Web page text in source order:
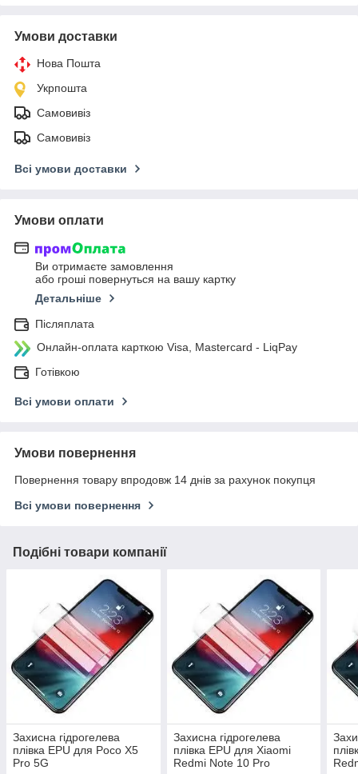
Умови доставки
Нова Пошта
Укрпошта
Самовивіз
Самовивіз
Всі умови доставки
Умови оплати
Ви отримаєте замовлення
або гроші повернуться на вашу картку
Детальніше
Післяплата
Онлайн-оплата карткою Visa, Mastercard - LiqPay
Готівкою
Всі умови оплати
Умови повернення
Повернення товару впродовж 14 днів за рахунок покупця
Всі умови повернення
Подібні товари компанії
Захисна гідрогелева
плівка EPU для Poco X5
Pro 5G
Захисна гідрогелева
плівка EPU для Xiaomi
Redmi Note 10 Pro